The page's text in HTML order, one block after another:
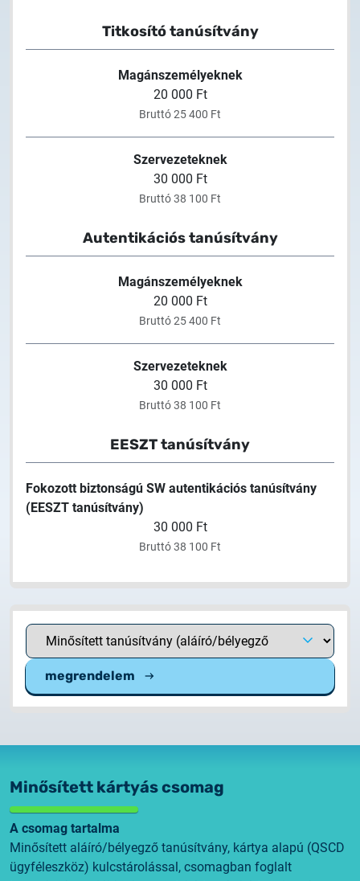
Titkosító tanúsítvány
Magánszemélyeknek
20 000 Ft
Bruttó 25 400 Ft
Szervezeteknek
30 000 Ft
Bruttó 38 100 Ft
Autentikációs tanúsítvány
Magánszemélyeknek
20 000 Ft
Bruttó 25 400 Ft
Szervezeteknek
30 000 Ft
Bruttó 38 100 Ft
EESZT tanúsítvány
Fokozott biztonságú SW autentikációs tanúsítvány
(EESZT tanúsítvány)
30 000 Ft
Bruttó 38 100 Ft
megrendelem
Minősített kártyás csomag
A csomag tartalma
Minősített aláíró/bélyegző tanúsítvány, kártya alapú (QSCD
ügyféleszköz) kulcstárolással, csomagban foglalt